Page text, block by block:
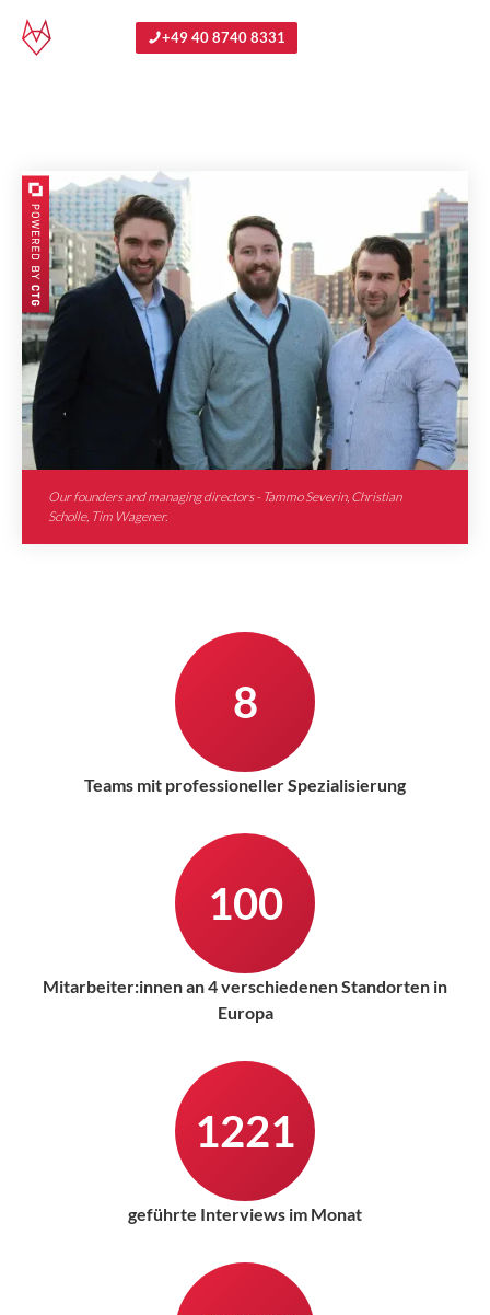
+49 40 8740 8331
Our founders and managing directors - Tammo Severin, Christian
Scholle, Tim Wagener.
8
Teams mit professioneller Spezialisierung
100
Mitarbeiter:innen an 4 verschiedenen Standorten in
Europa
1221
geführte Interviews im Monat